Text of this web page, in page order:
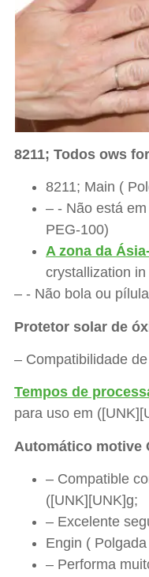
8211; Todos ows
8211; Main (
– - Não está
PEG-100)
A zona da
crystallization
– - Não bola ou
Protetor solar de
– Compatibilidade
Tempos de
para uso em
Automático motive
– Compatible
([UNK][UNK]g;
– Excelente
Engin (
– Performa